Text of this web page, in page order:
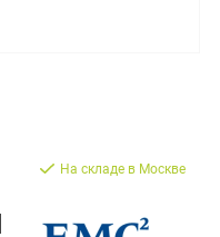
На складе в Москве